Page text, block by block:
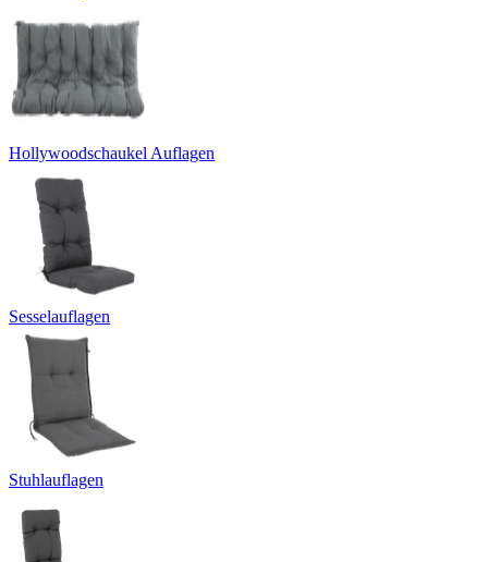
Hollywoodschaukel Auflagen
Sesselauflagen
Stuhlauflagen